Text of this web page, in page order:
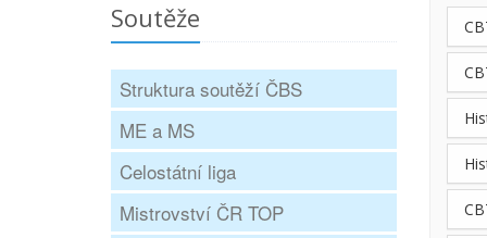
Soutěže
Struktura soutěží ČBS
ME a MS
Celostátní liga
Mistrovství ČR TOP